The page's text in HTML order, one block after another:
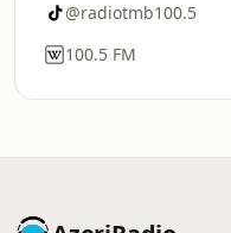
@radiotmb100.5
100.5 FM